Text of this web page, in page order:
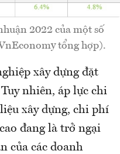
2022 của một số
tổng hợp).
xây dựng đặt
nhiên, áp lực chi
xây dựng, chi phí
đang là trở ngại
của các doanh